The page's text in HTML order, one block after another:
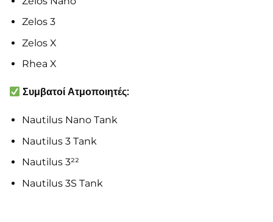
Zelos 3
Zelos X
Rhea X
Συμβατοί Ατμοποιητές:
Nautilus Nano Tank
Nautilus 3 Tank
Nautilus 3²²
Nautilus 3S Tank